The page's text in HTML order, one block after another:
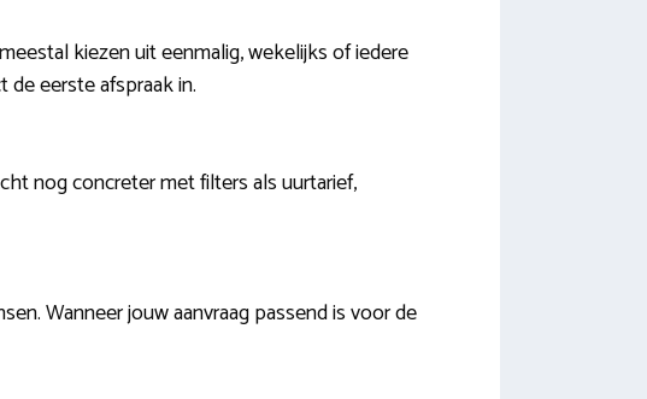
kiezen uit eenmalig, wekelijks of iedere
eerste afspraak in.
nog concreter met filters als uurtarief,
Wanneer jouw aanvraag passend is voor de